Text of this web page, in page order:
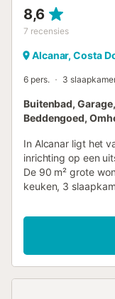
8,6
7 recensies
Alcanar, Costa
6 pers. 3
Buitenbad,
Beddengoed,
In Alcanar ligt het
inrichting op een
De 90 m² grote
keuken, 3
andere een tv, een
accommodatie
handdoeken.
buitenruimte met